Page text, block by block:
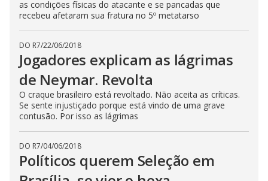
as condições físicas do atacante e se pancadas que
recebeu afetaram sua fratura no 5º metatarso
DO R7/22/06/2018
Jogadores explicam as lágrimas
de Neymar. Revolta
O craque brasileiro está revoltado. Não aceita as críticas.
Se sente injustiçado porque está vindo de uma grave
contusão. Por isso as lágrimas
DO R7/04/06/2018
Políticos querem Seleção em